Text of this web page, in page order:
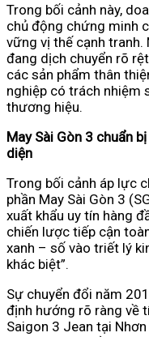
Trong bối cảnh này,
chủ động chứng minh
vững vị thế cạnh
đang dịch chuyển rõ
các sản phẩm thân
nghiệp có trách nhiệm
thương hiệu.
May Sài Gòn 3 chuẩn
diện
Trong bối cảnh áp lực
phần May Sài Gòn 3
xuất khẩu uy tín hàng
chiến lược tiếp cận
xanh – số vào triết lý
khác biệt”.
Sự chuyển đổi năm
định hướng rõ ràng về
Saigon 3 Jean tại